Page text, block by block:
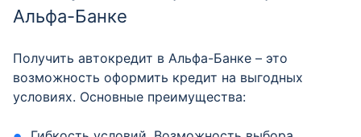
Альфа-Банке
Получить автокредит в Альфа-Банке – это
возможность оформить кредит на выгодных
условиях. Основные преимущества: